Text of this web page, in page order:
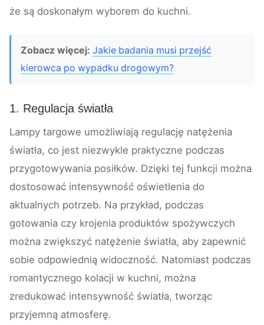
że są doskonałym wyborem do kuchni.
Zobacz więcej: Jakie badania musi przejść
kierowca po wypadku drogowym?
1. Regulacja światła
Lampy targowe umożliwiają regulację natężenia
światła, co jest niezwykle praktyczne podczas
przygotowywania posiłków. Dzięki tej funkcji można
dostosować intensywność oświetlenia do
aktualnych potrzeb. Na przykład, podczas
gotowania czy krojenia produktów spożywczych
można zwiększyć natężenie światła, aby zapewnić
sobie odpowiednią widoczność. Natomiast podczas
romantycznego kolacji w kuchni, można
zredukować intensywność światła, tworząc
przyjemną atmosferę.